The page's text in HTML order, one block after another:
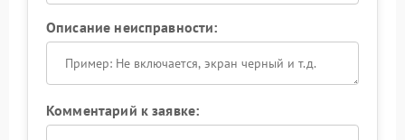
Описание неисправности:
Комментарий к заявке: